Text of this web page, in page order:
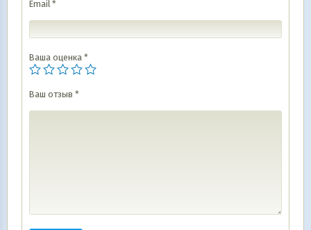
Email *
Ваша оценка *
Ваш отзыв *